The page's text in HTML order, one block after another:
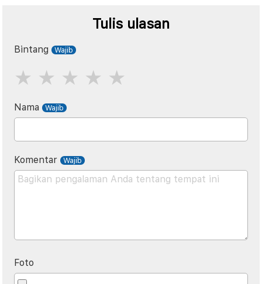
Tulis ulasan
Bintang
Nama
Komentar
Foto